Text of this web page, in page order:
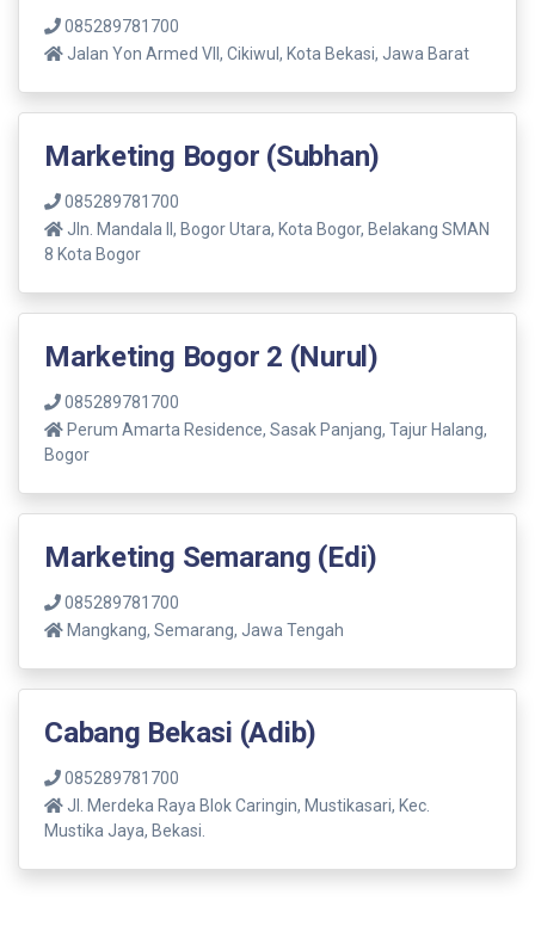
085289781700
Jalan Yon Armed VII, Cikiwul, Kota Bekasi, Jawa Barat
Marketing Bogor (Subhan)
085289781700
Jln. Mandala ll, Bogor Utara, Kota Bogor, Belakang SMAN
8 Kota Bogor
Marketing Bogor 2 (Nurul)
085289781700
Perum Amarta Residence, Sasak Panjang, Tajur Halang,
Bogor
Marketing Semarang (Edi)
085289781700
Mangkang, Semarang, Jawa Tengah
Cabang Bekasi (Adib)
085289781700
Jl. Merdeka Raya Blok Caringin, Mustikasari, Kec.
Mustika Jaya, Bekasi.